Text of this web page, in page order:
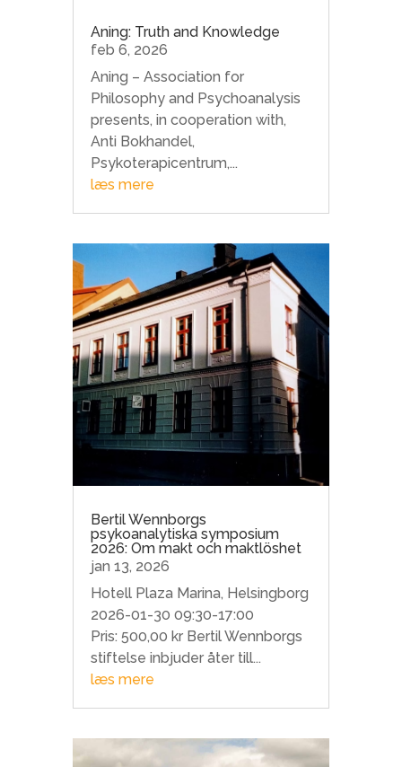
Aning: Truth and Knowledge
feb 6, 2026
Aning – Association for
Philosophy and Psychoanalysis
presents, in cooperation with,
Anti Bokhandel,
Psykoterapicentrum,...
læs mere
Bertil Wennborgs
psykoanalytiska symposium
2026: Om makt och maktlöshet
jan 13, 2026
Hotell Plaza Marina, Helsingborg
2026-01-30 09:30-17:00
Pris: 500,00 kr Bertil Wennborgs
stiftelse inbjuder åter till...
læs mere